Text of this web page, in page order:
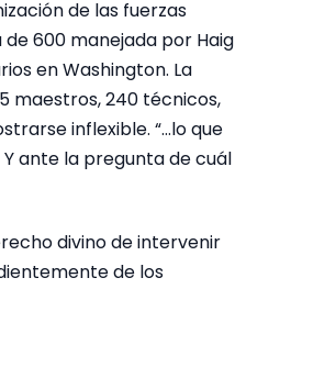
de las fuerzas
600 manejada por Haig
en Washington. La
maestros, 240 técnicos,
inflexible. “…lo que
ante la pregunta de cuál
divino de intervenir
de los